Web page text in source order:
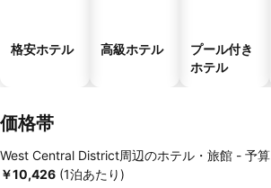
格安ホテル 高級ホテル
プール付き
ホテル
価格帯
West Central District周辺のホテル・旅館 - 予算
‎￥10,426 (1泊あたり)